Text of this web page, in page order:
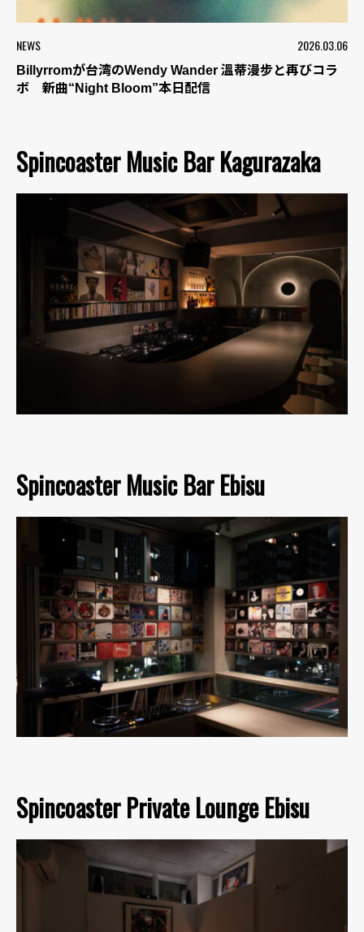
NEWS 2026.03.06
Billyrromが台湾のWendy Wander 溫蒂漫步と再びコラ
ボ 新曲“Night Bloom”本日配信
Spincoaster Music Bar Kagurazaka
Spincoaster Music Bar Ebisu
Spincoaster Private Lounge Ebisu